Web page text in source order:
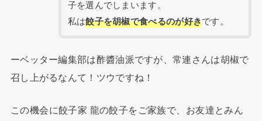
子を選んでしまいます。
私は餃子を胡椒で食べるのが好きです。
ーベッター編集部は酢醬油派ですが、常連さんは胡椒で
召し上がるなんて！ツウですね！
この機会に餃子家 龍の餃子をご家族で、お友達とみん